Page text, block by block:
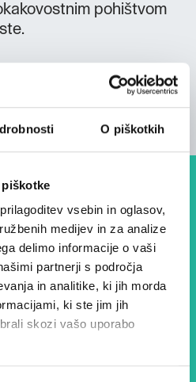
O piškotkih
vsebin in oglasov,
medijev in za analize
delimo informacije o vaši
partnerji s področja
in analitike, ki jih morda
ki ste jim jih
skozi vašo uporabo
pohištvom
in zgodbe iz
kulture
naš novičnik
tekočem z